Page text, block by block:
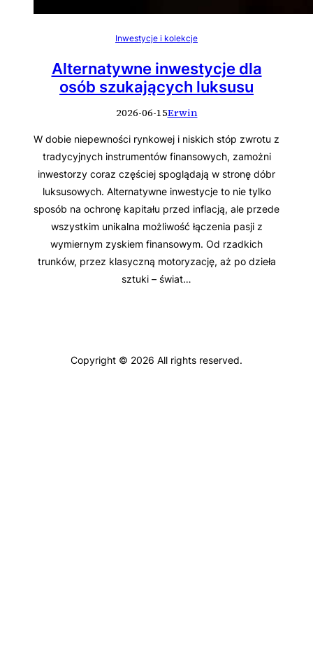
Inwestycje i kolekcje
Alternatywne inwestycje dla
osób szukających luksusu
2026-06-15Erwin
W dobie niepewności rynkowej i niskich stóp zwrotu z
tradycyjnych instrumentów finansowych, zamożni
inwestorzy coraz częściej spoglądają w stronę dóbr
luksusowych. Alternatywne inwestycje to nie tylko
sposób na ochronę kapitału przed inflacją, ale przede
wszystkim unikalna możliwość łączenia pasji z
wymiernym zyskiem finansowym. Od rzadkich
trunków, przez klasyczną motoryzację, aż po dzieła
sztuki – świat…
Copyright © 2026 All rights reserved.